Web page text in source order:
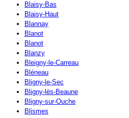
Blaisy-Bas
Blaisy-Haut
Blannay
Blanot
Blanot
Blanzy
Bleigny-le-Carreau
Bléneau
Bligny-le-Sec
Bligny-lès-Beaune
Bligny-sur-Ouche
Blismes